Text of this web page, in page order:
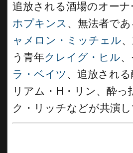
追放される酒場のオーナ
ホプキンス 、無法者で
ャメロン・ミッチェル
う青年クレイグ・ヒル
ラ・ベイツ 、追放され
リアム・H・リン、酔っ
ク・リッチなどが共演し